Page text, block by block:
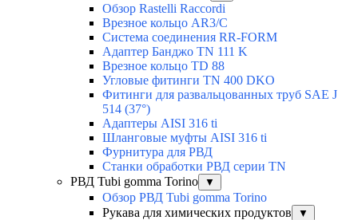
Обзор Rastelli Raccordi
Врезное кольцо AR3/C
Система соединения RR-FORM
Адаптер Банджо TN 111 K
Врезное кольцо TD 88
Угловые фитинги TN 400 DKO
Фитинги для развальцованных труб SAE J
514 (37°)
Адаптеры AISI 316 ti
Шланговые муфты AISI 316 ti
Фурнитура для РВД
Станки обработки РВД серии TN
РВД Tubi gomma Torino
▼
Обзор РВД Tubi gomma Torino
Рукава для химических продуктов
▼